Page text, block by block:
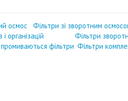
осмос Фільтри зі зворотним
організацій
Фільтри
промиваються фільтри Фільтри